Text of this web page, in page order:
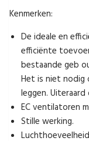
Kenmerken:
De ideale en
efficiënte
bestaande geb
Het is niet nodig
leggen.
EC ventilatoren
Stille werking.